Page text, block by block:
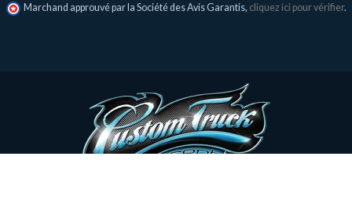
Marchand approuvé par la Société des Avis Garantis, cliquez ici pour vérifier.